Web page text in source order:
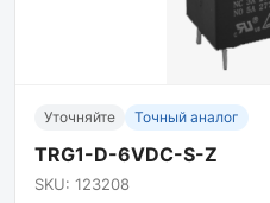
Уточняйте Точный аналог
TRG1-D-6VDC-S-Z
SKU: 123208